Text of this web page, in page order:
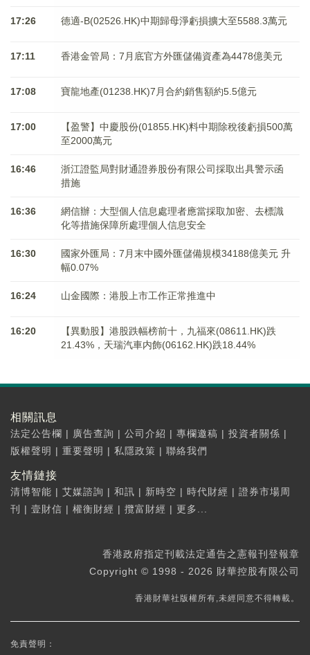
17:26 德適-B(02526.HK)中期歸母淨虧損擴大至5588.3萬元
17:11 香港金管局：7月底官方外匯儲備資產為4478億美元
17:08 寶龍地產(01238.HK)7月合約銷售額約5.5億元
17:00
【盈警】中慶股份(01855.HK)料中期除稅後虧損500萬
至2000萬元
16:46
浙江證監局對財通證券股份有限公司採取出具警示函
措施
16:36
網信辦：大型個人信息處理者應當採取加密、去標識
化等措施保障所處理個人信息安全
16:30
國家外匯局：7月末中國外匯儲備規模34188億美元 升
幅0.07%
16:24 山金國際：港股上市工作正常推進中
16:20
【異動股】港股跌幅榜前十，九福來(08611.HK)跌
21.43%，天瑞汽車内飾(06162.HK)跌18.44%
相關訊息
法定公告欄 | 廣告查詢 | 公司介紹 | 專欄邀稿 | 投資者關係 |
版權聲明 | 重要聲明 | 私隱政策 | 聯絡我們
友情鏈接
清博智能 | 艾媒諮詢 | 和訊 | 新時空 | 時代財經 | 證券市場周
刊
| 壹財信 | 權衡財經 | 攬富財經 | 更多...
香港政府指定刊載法定通告之憲報刊登報章
Copyright © 1998 - 2026 財華控股有限公司
香港財華社版權所有,未經同意不得轉載。
免責聲明：